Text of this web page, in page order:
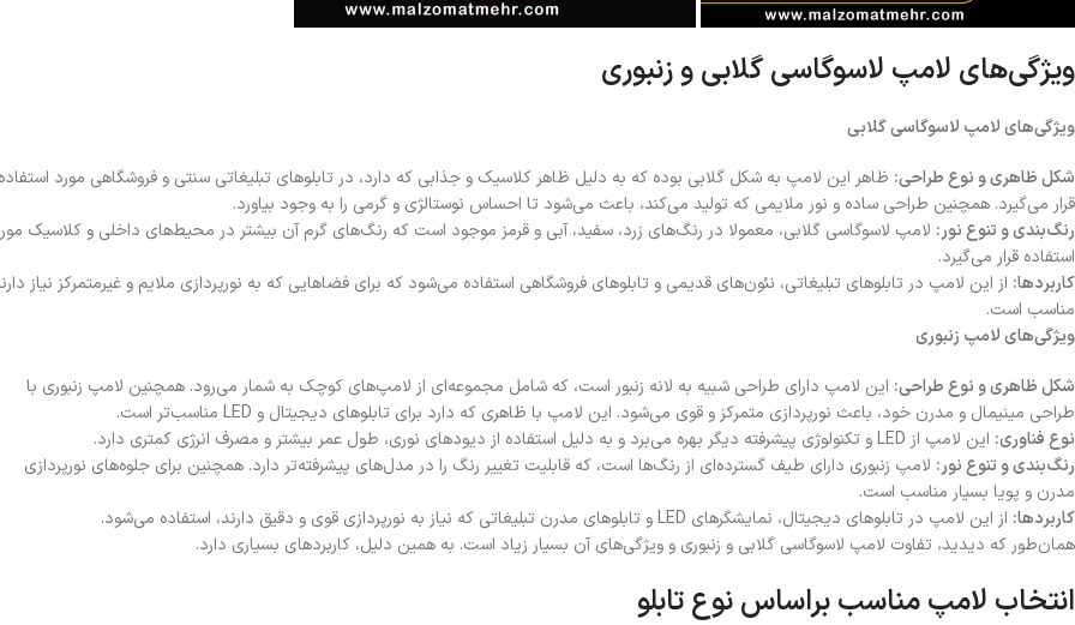
ویژگی‌های لامپ لاسوگاسی گلابی و زنبوری
ویژگی‌های لامپ لاسوگاسی گلابی
شکل ظاهری و نوع طراحی: ظاهر این لامپ به شکل گلابی بوده که به دلیل ظاهر کلاسیک و جذابی که دارد، در تابلوهای تبلیغاتی سنتی و فروشگاهی مورد
قرار می‌گیرد. همچنین طراحی ساده و نور ملایمی که تولید می‌کند، باعث می‌شود تا احساس نوستالژی و گرمی را به وجود بیاورد.
رنگ‌بندی و تنوع نور: لامپ لاسوگاسی گلابی، معمولا در رنگ‌های زرد، سفید، آبی و قرمز موجود است که رنگ‌های گرم آن بیشتر در محیط‌های داخلی و کلاسیک
استفاده قرار می‌گیرد.
کاربردها: از این لامپ در تابلوهای تبلیغاتی، نئون‌های قدیمی و تابلوهای فروشگاهی استفاده می‌شود که برای فضاهایی که به نورپردازی ملایم و غیرمتمرکز نیاز
مناسب است.
ویژگی‌های لامپ زنبوری
شکل ظاهری و نوع طراحی: این لامپ دارای طراحی شبیه به لانه زنبور است، که شامل مجموعه‌ای از لامپ‌های کوچک به شمار می‌رود. همچنین لامپ زنبوری با
طراحی مینیمال و مدرن خود، باعث نورپردازی متمرکز و قوی می‌شود. این لامپ با ظاهری که دارد برای تابلوهای دیجیتال و LED مناسب‌تر است.
نوع فناوری: این لامپ از LED و تکنولوژی پیشرفته دیگر بهره می‌برد و به دلیل استفاده از دیودهای نوری، طول عمر بیشتر و مصرف انرژی کمتری دارد.
رنگ‌بندی و تنوع نور: لامپ زنبوری دارای طیف گسترده‌ای از رنگ‌ها است، که قابلیت تغییر رنگ را در مدل‌های پیشرفته‌تر دارد. همچنین برای جلوه‌های نورپردازی
مدرن و پویا بسیار مناسب است.
کاربردها: از این لامپ در تابلوهای دیجیتال، نمایشگرهای LED و تابلوهای مدرن تبلیغاتی که نیاز به نورپردازی قوی و دقیق دارند، استفاده می‌شود.
همان‌طور که دیدید، تفاوت لامپ لاسوگاسی گلابی و زنبوری و ویژگی‌های آن بسیار زیاد است. به همین دلیل، کاربردهای بسیاری دارد.
انتخاب لامپ مناسب براساس نوع تابلو